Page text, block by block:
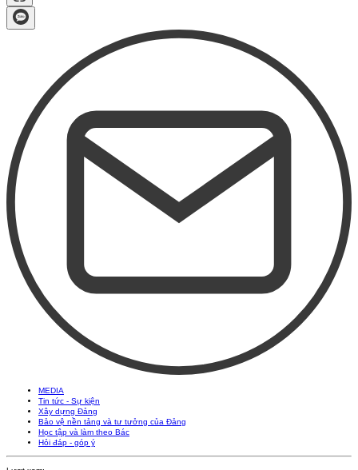
MEDIA
Tin tức - Sự kiện
Xây dựng Đảng
Bảo vệ nền tảng và tư tưởng của Đảng
Học tập và làm theo Bác
Hỏi đáp - góp ý